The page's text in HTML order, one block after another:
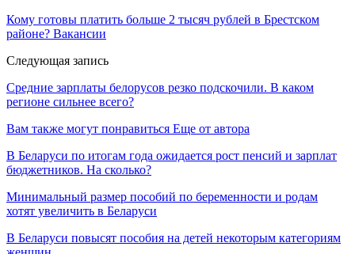
Кому готовы платить больше 2 тысяч рублей в Брестском
районе? Вакансии
Следующая запись
Средние зарплаты белорусов резко подскочили. В каком
регионе сильнее всего?
Вам также могут понравиться Еще от автора
В Беларуси по итогам года ожидается рост пенсий и зарплат
бюджетников. На сколько?
Минимальный размер пособий по беременности и родам
хотят увеличить в Беларуси
В Беларуси повысят пособия на детей некоторым категориям